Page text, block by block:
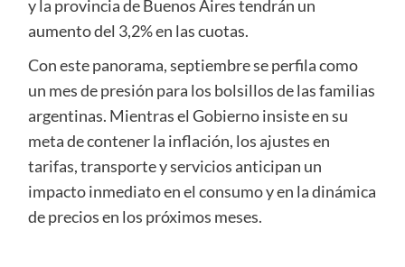
y la provincia de Buenos Aires tendrán un
aumento del 3,2% en las cuotas.
Con este panorama, septiembre se perfila como
un mes de presión para los bolsillos de las familias
argentinas. Mientras el Gobierno insiste en su
meta de contener la inflación, los ajustes en
tarifas, transporte y servicios anticipan un
impacto inmediato en el consumo y en la dinámica
de precios en los próximos meses.